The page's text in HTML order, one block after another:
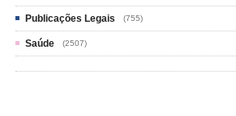
Publicações Legais (755)
Saúde (2507)